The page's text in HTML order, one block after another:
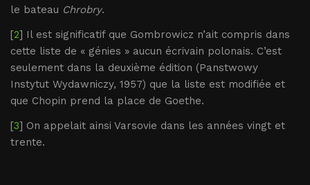
le bateau Chrobry.
[2] Il est significatif que Gombrowicz n’ait compris dans
cette liste de « génies » aucun écrivain polonais. C’est
seulement dans la deuxième édition (Panstwowy
Instytut Wydawniczy, 1957) que la liste est modifiée et
que Chopin prend la place de Goethe.
[3] On appelait ainsi Varsovie dans les années vingt et
trente.